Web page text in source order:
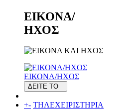
ΕΙΚΟΝΑ/
ΗΧΟΣ
ΕΙΚΟΝΑ/ΗΧΟΣ
ΔΕΙΤΕ ΤΟ
+- ΤΗΛΕΧΕΙΡΙΣΤΗΡΙΑ